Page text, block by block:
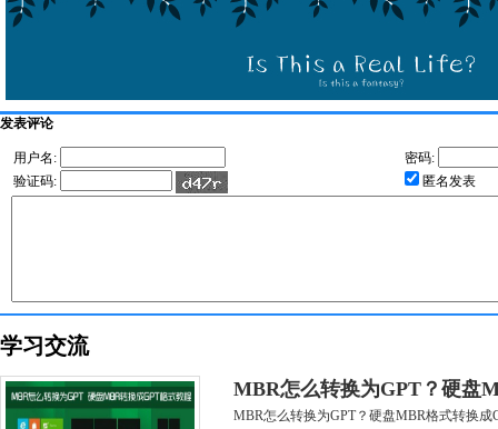
发表评论
用户名:
密码:
验证码:
匿名发表
学习交流
MBR怎么转换为GPT？硬盘
MBR怎么转换为GPT？硬盘MBR格式转换成